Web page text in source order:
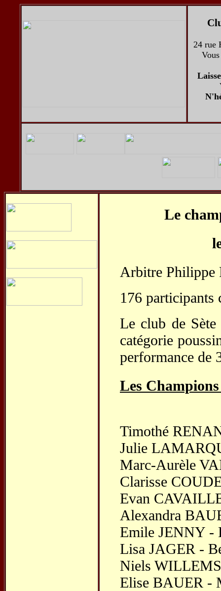
24 rue
Le
Arbitre Philippe
176 participants
Le club de
catégorie
performance de
Les
Timothé
Julie
Marc-Aurèle
Clarisse
Evan
Alexandra
Emile JENNY -
Lisa JAGER -
Niels
Elise BAUER -